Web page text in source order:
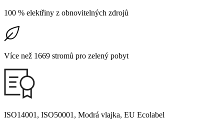
100 % elektřiny z obnovitelných zdrojů
Více než 1669 stromů pro zelený pobyt
ISO14001, ISO50001, Modrá vlajka, EU Ecolabel